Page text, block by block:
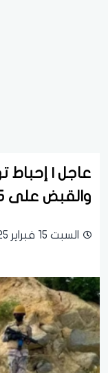
والقبض على 15 مخالفًا في جازان
السبت 15 فبراير 2025 | 05:53 مساءً